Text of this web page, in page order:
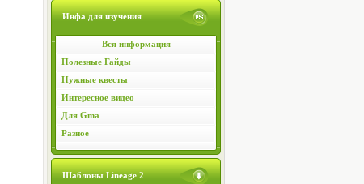
Инфа для изучения
Вся информация
Полезные Гайды
Нужные квесты
Интересное видео
Для Gma
Разное
Шаблоны Lineage 2